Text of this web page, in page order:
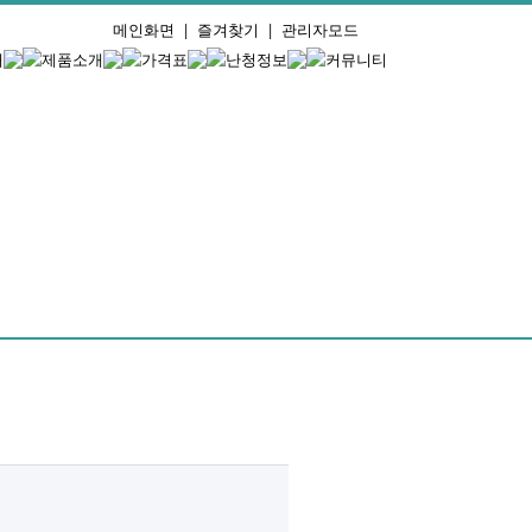
메인화면 | 즐겨찾기 | 관리자모드